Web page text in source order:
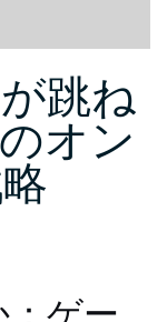
跳ね
オン